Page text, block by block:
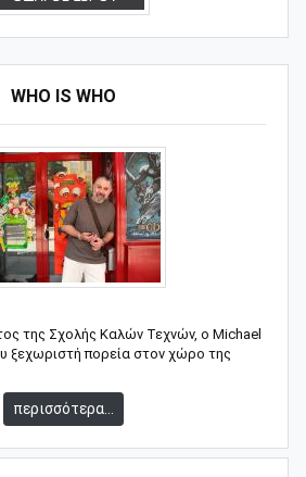
WHO IS WHO
της Σχολής Καλών Τεχνών, ο Michael
ξεχωριστή πορεία στον χώρο της
περισσότερα...